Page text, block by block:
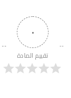
٠
تقييم المادة